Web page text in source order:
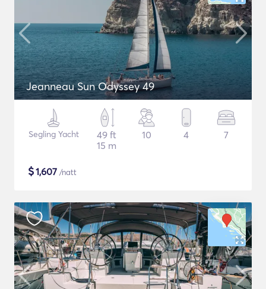
Jeanneau Sun Odyssey 49
Segling Yacht
49 ft
15 m
10 4 7
$1,607 /natt